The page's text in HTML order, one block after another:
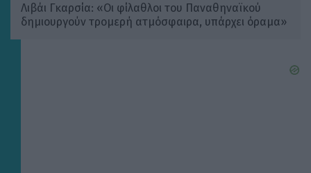
Λιβάι Γκαρσία: «Οι φίλαθλοι του Παναθηναϊκού
δημιουργούν τρομερή ατμόσφαιρα, υπάρχει όραμα»